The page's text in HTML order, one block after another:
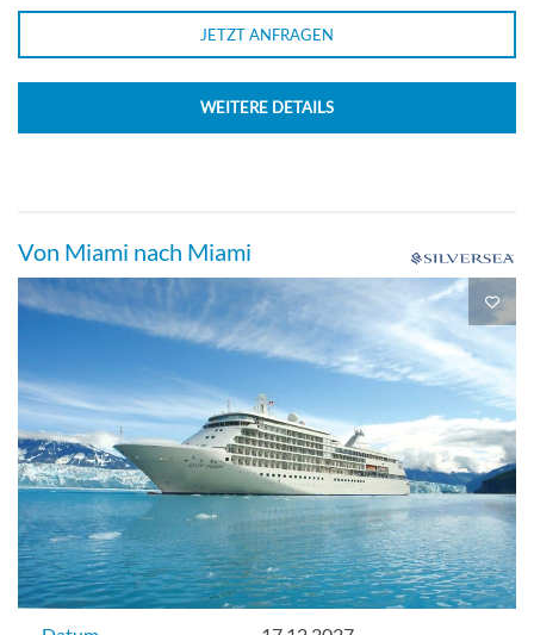
JETZT ANFRAGEN
WEITERE DETAILS
Von Miami nach Miami